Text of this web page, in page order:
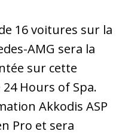
16 voitures sur la
AMG sera la
sur cette
Hours of Spa.
Akkodis ASP
Pro et sera